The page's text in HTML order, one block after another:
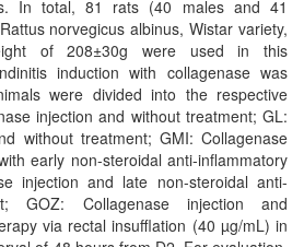
In total, 81 rats (40 males and 41
norvegicus albinus, Wistar variety,
of 208±30g were used in this
induction with collagenase was
were divided into the respective
injection and without treatment; GL:
without treatment; GMI: Collagenase
early non-steroidal anti-inflammatory
injection and late non-steroidal anti-
GOZ: Collagenase injection and
via rectal insufflation (40 µg/mL) in